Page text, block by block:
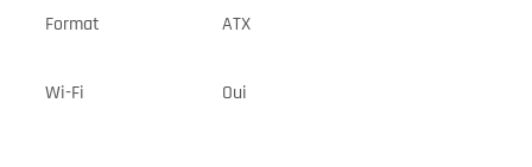
Format ATX
Wi-Fi Oui